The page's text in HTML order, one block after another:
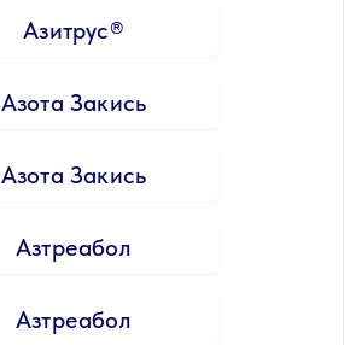
Азитрус®
Азота Закись
Азота Закись
Азтреабол
Азтреабол